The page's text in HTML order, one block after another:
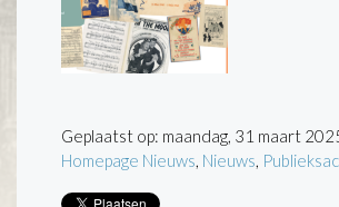
Geplaatst op: maandag, 31 maart
Homepage Nieuws, Nieuws,